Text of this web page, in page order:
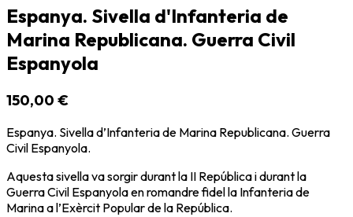
Espanya. Sivella d'Infanteria de
Marina Republicana. Guerra Civil
Espanyola
150,00 €
Espanya. Sivella d’Infanteria de Marina Republicana. Guerra
Civil Espanyola.
Aquesta sivella va sorgir durant la II República i durant la
Guerra Civil Espanyola en romandre fidel la Infanteria de
Marina a l’Exèrcit Popular de la República.